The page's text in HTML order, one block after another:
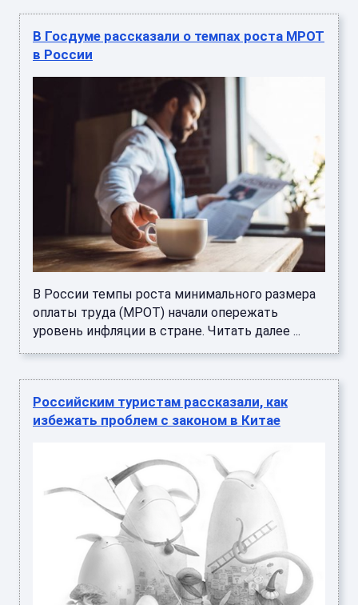
В Госдуме рассказали о темпах роста МРОТ
в России
В России темпы роста минимального размера
оплаты труда (МРОТ) начали опережать
уровень инфляции в стране. Читать далее ...
Российским туристам рассказали, как
избежать проблем с законом в Китае